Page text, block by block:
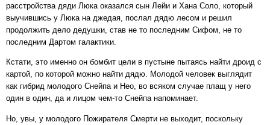
расстройства дяди Люка оказался сын Лейи и Хана Соло, который
выучившись у Люка на джедая, послал дядю лесом и решил
продолжить дело дедушки, став не то последним Сифом, не то
последним Дартом галактики.
Кстати, это именно он бомбит цели в пустыне пытаясь найти дроид с
картой, по которой можно найти дядю. Молодой человек выглядит
как гибрид молодого Снейпа и Нео, во всяком случае плащ у него
один в один, да и лицом чем-то Снейпа напоминает.
Но, увы, у молодого Пожирателя Смерти не выходит, поскольку